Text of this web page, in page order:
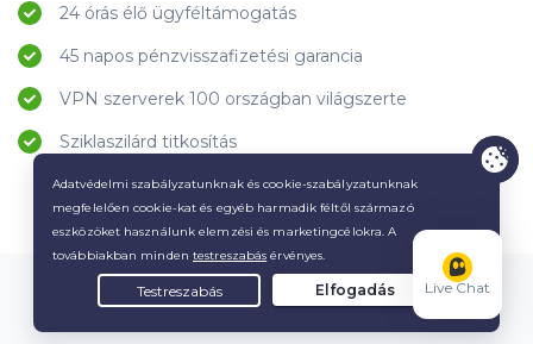
24 órás élő ügyféltámogatás
45 napos pénzvisszafizetési garancia
VPN szerverek 100 országban világszerte
Sziklaszilárd titkosítás
Használhatok VPN-t egy másik ország
tartalomkönyvtárának eléréséhez?
Live Chat